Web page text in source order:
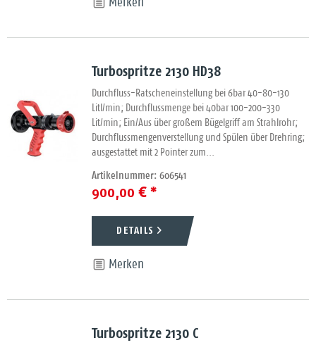
Merken
Turbospritze 2130 HD38
Durchfluss-Ratscheneinstellung bei 6bar 40-80-130
Litl/min; Durchflussmenge bei 40bar 100-200-330
Lit/min; Ein/Aus über großem Bügelgriff am Strahlrohr;
Durchflussmengenverstellung und Spülen über Drehring;
ausgestattet mit 2 Pointer zum...
Artikelnummer: 606541
900,00 € *
DETAILS
Merken
Turbospritze 2130 C